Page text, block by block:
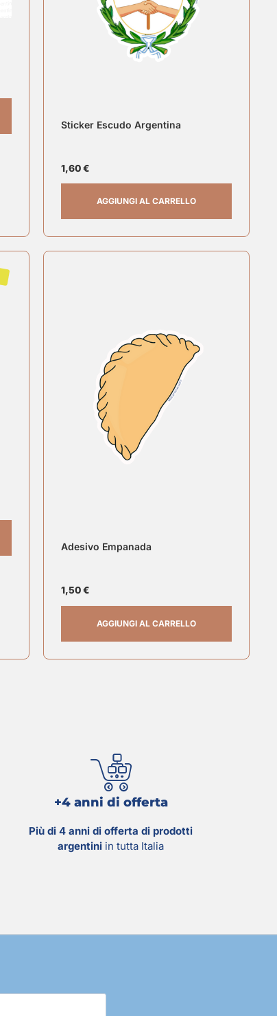
Sticker Escudo Argentina
1,60€
AGGIUNGI AL CARRELLO
Adesivo Empanada
1,50€
AGGIUNGI AL CARRELLO
+4 anni di offerta
Più di 4 anni di offerta di prodotti
argentini in tutta Italia